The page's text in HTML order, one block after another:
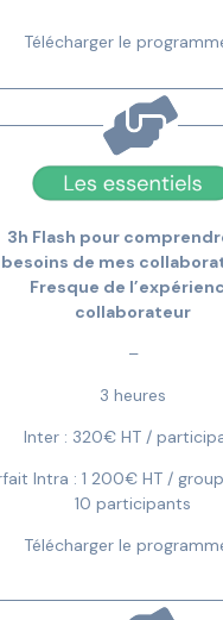
Télécharger le
3h Flash pour
besoins de mes
Fresque de
collaborateur
–
3 heures
Inter : 320€ HT /
Intra : 1 200€ HT /
10 participants
Télécharger le